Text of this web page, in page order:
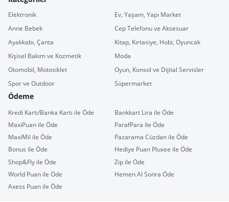
Elektronik
Ev, Yaşam, Yapı Market
Anne Bebek
Cep Telefonu ve Aksesuar
Ayakkabı, Çanta
Kitap, Kırtasiye, Hobi, Oyuncak
Kişisel Bakım ve Kozmetik
Moda
Otomobil, Motosiklet
Oyun, Konsol ve Dijital Servisler
Spor ve Outdoor
Süpermarket
Ödeme
Kredi Kartı/Banka Kartı ile Öde
Bankkart Lira ile Öde
MaxiPuan ile Öde
ParafPara ile Öde
MaxiMil ile Öde
Pazarama Cüzdan ile Öde
Bonus ile Öde
Hediye Puan Pluxee ile Öde
Shop&Fly ile Öde
Zip ile Öde
World Puan ile Öde
Hemen Al Sonra Öde
Axess Puan ile Öde